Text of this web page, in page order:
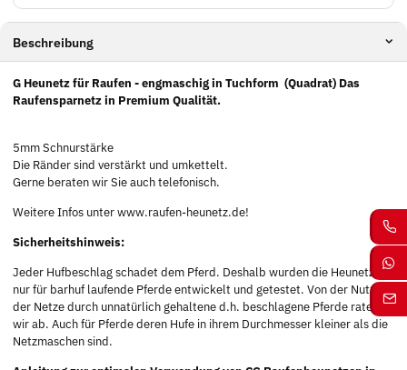
Beschreibung
G Heunetz für Raufen - engmaschig in Tuchform (Quadrat) Das
Raufensparnetz in Premium Qualität.
5mm Schnurstärke
Die Ränder sind verstärkt und umkettelt.
Gerne beraten wir Sie auch telefonisch.
Weitere Infos unter www.raufen-heunetz.de!
Sicherheitshinweis:
Jeder Hufbeschlag schadet dem Pferd. Deshalb wurden die Heunetze
nur für barhuf laufende Pferde entwickelt und getestet. Von der Nutzung
der Netze durch unnatürlich gehaltene d.h. beschlagene Pferde raten
wir ab. Auch für Pferde deren Hufe in ihrem Durchmesser kleiner als die
Netzmaschen sind.